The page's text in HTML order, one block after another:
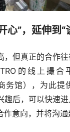
心”，延伸到“
，但真正的合作
的线上撮合
务馆），为此提
趣后，可以快速
意向，并将沟通